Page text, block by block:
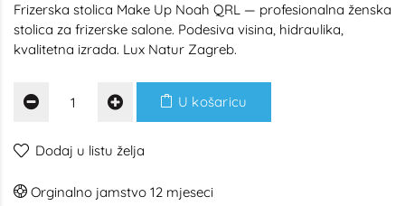
Frizerska stolica Make Up Noah QRL — profesionalna ženska
stolica za frizerske salone. Podesiva visina, hidraulika,
kvalitetna izrada. Lux Natur Zagreb.
U košaricu
Dodaj u listu želja
Orginalno jamstvo 12 mjeseci